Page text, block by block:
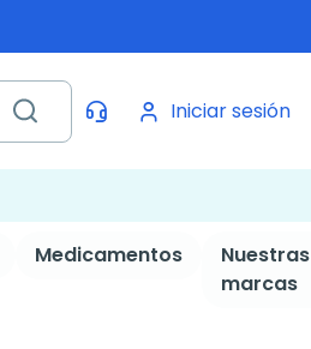
Iniciar sesión
Medicamentos
Nuestras
marcas